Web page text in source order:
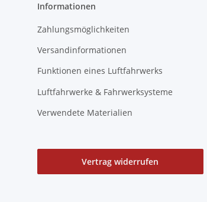
Informationen
Zahlungsmöglichkeiten
Versandinformationen
Funktionen eines Luftfahrwerks
Luftfahrwerke & Fahrwerksysteme
Verwendete Materialien
Vertrag widerrufen